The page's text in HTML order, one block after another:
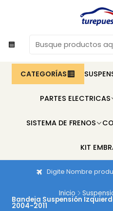
CATEGORÍAS
PARTES ELECTRICAS
SISTEMA DE FRENOS
KIT
Digite Nombre
Inicio
Bandeja Suspensión
2004-2011